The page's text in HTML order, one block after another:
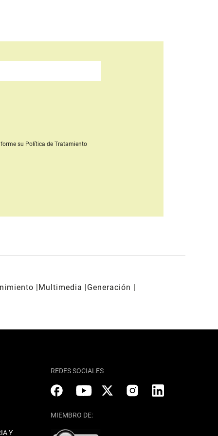
su Política de Tratamiento
Multimedia
Generación
Y
REDES SOCIALES
MIEMBRO DE: